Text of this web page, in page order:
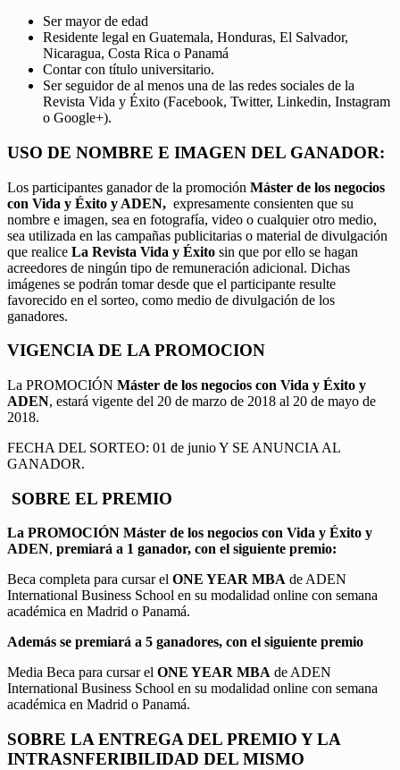
Ser mayor de edad
Residente legal en Guatemala, Honduras, El Salvador,
Nicaragua, Costa Rica o Panamá
Contar con título universitario.
Ser seguidor de al menos una de las redes sociales de la
Revista Vida y Éxito (Facebook, Twitter, Linkedin, Instagram
o Google+).
USO DE NOMBRE E IMAGEN DEL GANADOR:
Los participantes ganador de la promoción Máster de los negocios
con Vida y Éxito y ADEN, expresamente consienten que su
nombre e imagen, sea en fotografía, video o cualquier otro medio,
sea utilizada en las campañas publicitarias o material de divulgación
que realice La Revista Vida y Éxito sin que por ello se hagan
acreedores de ningún tipo de remuneración adicional. Dichas
imágenes se podrán tomar desde que el participante resulte
favorecido en el sorteo, como medio de divulgación de los
ganadores.
VIGENCIA DE LA PROMOCION
La PROMOCIÓN Máster de los negocios con Vida y Éxito y
ADEN, estará vigente del 20 de marzo de 2018 al 20 de mayo de
2018.
FECHA DEL SORTEO: 01 de junio Y SE ANUNCIA AL
GANADOR.
SOBRE EL PREMIO
La PROMOCIÓN Máster de los negocios con Vida y Éxito y
ADEN, premiará a 1 ganador, con el siguiente premio:
Beca completa para cursar el ONE YEAR MBA de ADEN
International Business School en su modalidad online con semana
académica en Madrid o Panamá.
Además se premiará a 5 ganadores, con el siguiente premio
Media Beca para cursar el ONE YEAR MBA de ADEN
International Business School en su modalidad online con semana
académica en Madrid o Panamá.
SOBRE LA ENTREGA DEL PREMIO Y LA
INTRASNFERIBILIDAD DEL MISMO